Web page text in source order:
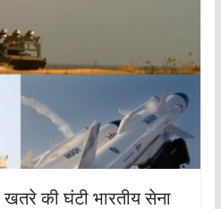
की घंटी भारतीय सेना